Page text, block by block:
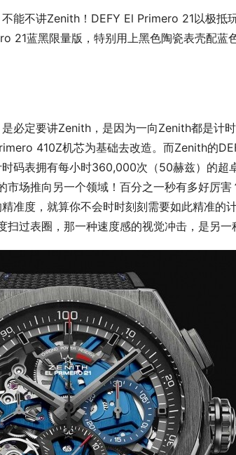
能不讲Zenith！DEFY El Primero 21以极抵
21蓝黑限量版，特别用上黑色陶瓷表壳配蓝